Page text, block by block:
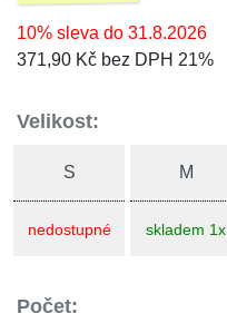
10% sleva do 31.8.2026
371,90 Kč bez DPH 21%
Velikost:
S
nedostupné
M
skladem 1x
Počet: